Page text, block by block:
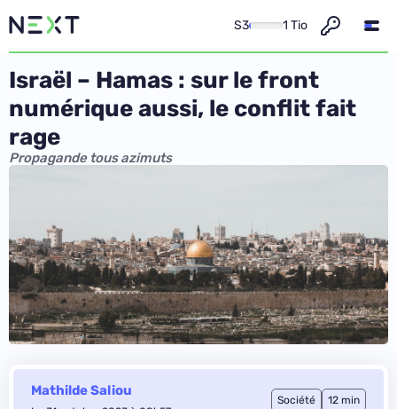
S3 1 Tio
Israël – Hamas : sur le front
numérique aussi, le conflit fait
rage
Propagande tous azimuts
Mathilde Saliou
Société 12 min